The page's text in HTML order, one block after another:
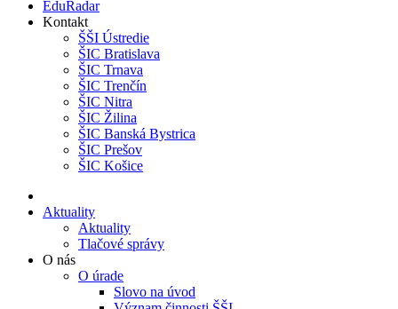
EduRadar
Kontakt
ŠŠI Ústredie
ŠIC Bratislava
ŠIC Trnava
ŠIC Trenčín
ŠIC Nitra
ŠIC Žilina
ŠIC Banská Bystrica
ŠIC Prešov
ŠIC Košice
Aktuality
Aktuality
Tlačové správy
O nás
O úrade
Slovo na úvod